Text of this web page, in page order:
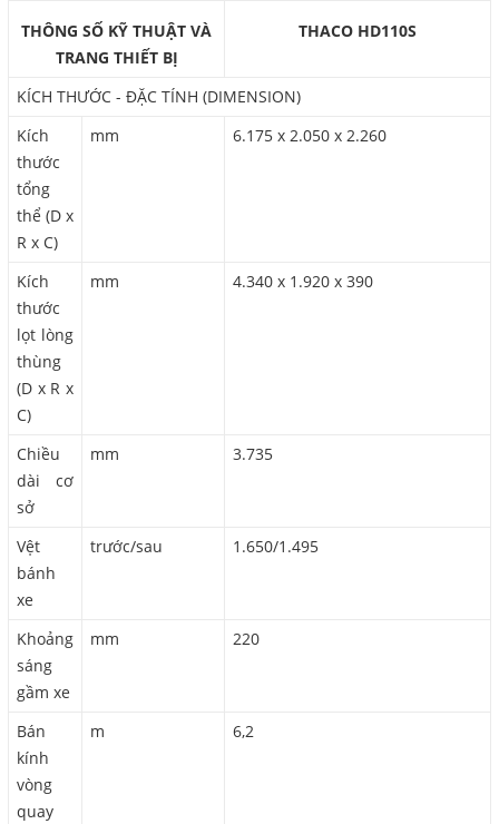
THÔNG SỐ KỸ THUẬT VÀ
TRANG THIẾT BỊ
THACO HD110S
KÍCH THƯỚC - ĐẶC TÍNH (DIMENSION)
Kích
thước
tổng
thể (D x
R x C)
mm 6.175 x 2.050 x 2.260
Kích
thước
lọt lòng
thùng
(D x R x
C)
mm 4.340 x 1.920 x 390
Chiều
dài cơ
sở
mm 3.735
Vệt
bánh
xe
trước/sau 1.650/1.495
Khoảng
sáng
gầm xe
mm 220
Bán
kính
vòng
quay
m 6,2